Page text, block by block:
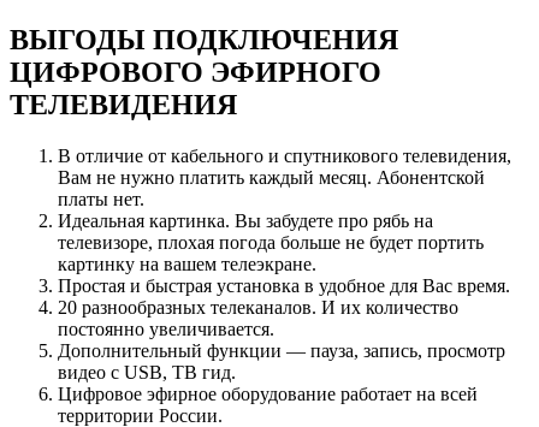
ВЫГОДЫ ПОДКЛЮЧЕНИЯ
ЦИФРОВОГО ЭФИРНОГО
ТЕЛЕВИДЕНИЯ
В отличие от кабельного и спутникового телевидения,
Вам не нужно платить каждый месяц. Абонентской
платы нет.
Идеальная картинка. Вы забудете про рябь на
телевизоре, плохая погода больше не будет портить
картинку на вашем телеэкране.
Простая и быстрая установка в удобное для Вас время.
20 разнообразных телеканалов. И их количество
постоянно увеличивается.
Дополнительный функции — пауза, запись, просмотр
видео с USB, ТВ гид.
Цифровое эфирное оборудование работает на всей
территории России.